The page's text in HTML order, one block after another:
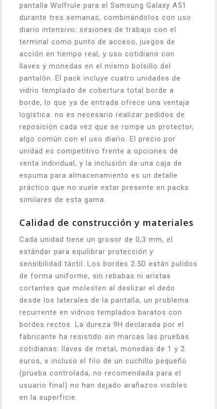
pantalla Wolfrule para el Samsung Galaxy A51
durante tres semanas, combinándolos con uso
diario intensivo: sesiones de trabajo con el
terminal como punto de acceso, juegos de
acción en tiempo real, y uso cotidiano con
llaves y monedas en el mismo bolsillo del
pantalón. El pack incluye cuatro unidades de
vidrio templado de cobertura total borde a
borde, lo que ya de entrada ofrece una ventaja
logística: no es necesario realizar pedidos de
reposición cada vez que se rompe un protector,
algo común con el uso diario. El precio por
unidad es competitivo frente a opciones de
venta individual, y la inclusión de una caja de
espuma para almacenamiento es un detalle
práctico que no suele estar presente en packs
similares de esta gama.
Calidad de construcción y materiales
Cada unidad tiene un grosor de 0,3 mm, el
estándar para equilibrar protección y
sensibilidad táctil. Los bordes 2.5D están pulidos
de forma uniforme, sin rebabas ni aristas
cortantes que molesten al deslizar el dedo
desde los laterales de la pantalla, un problema
recurrente en vidrios templados baratos con
bordes rectos. La dureza 9H declarada por el
fabricante ha resistido sin marcas las pruebas
cotidianas: llaves de metal, monedas de 1 y 2
euros, e incluso el filo de un cuchillo pequeño
(prueba controlada, no recomendada para el
usuario final) no han dejado arañazos visibles
en la superficie.